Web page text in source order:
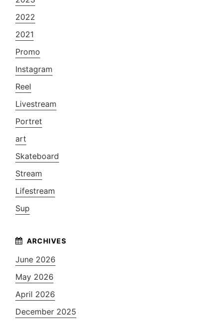
2022
2021
Promo
Instagram
Reel
Livestream
Portret
art
Skateboard
Stream
Lifestream
Sup
June 2026
May 2026
April 2026
December 2025